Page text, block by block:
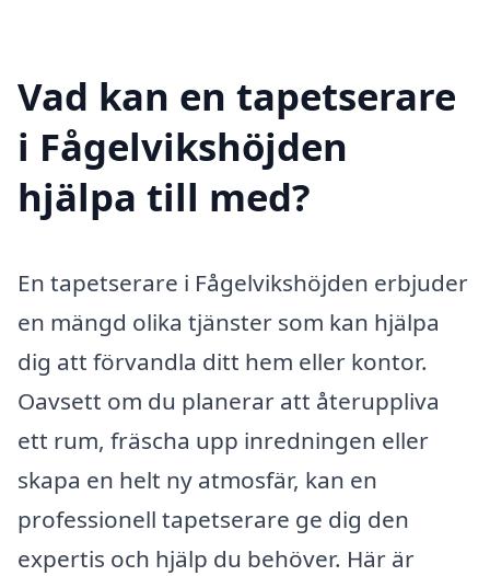
Vad kan en tapetserare
i Fågelvikshöjden
hjälpa till med?
En tapetserare i Fågelvikshöjden erbjuder
en mängd olika tjänster som kan hjälpa
dig att förvandla ditt hem eller kontor.
Oavsett om du planerar att återuppliva
ett rum, fräscha upp inredningen eller
skapa en helt ny atmosfär, kan en
professionell tapetserare ge dig den
expertis och hjälp du behöver. Här är